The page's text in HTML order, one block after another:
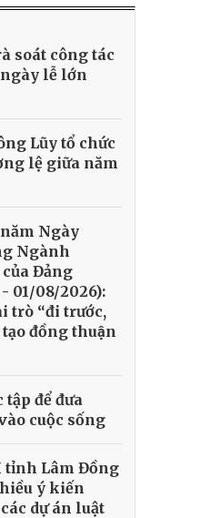
soát công tác
lễ lớn
Lũy tổ chức
lệ giữa năm
Ngày
Ngành
Đảng
01/08/2026):
trò “đi trước,
đồng thuận
để đưa
cuộc sống
tỉnh Lâm Đồng
ý kiến
dự án luật